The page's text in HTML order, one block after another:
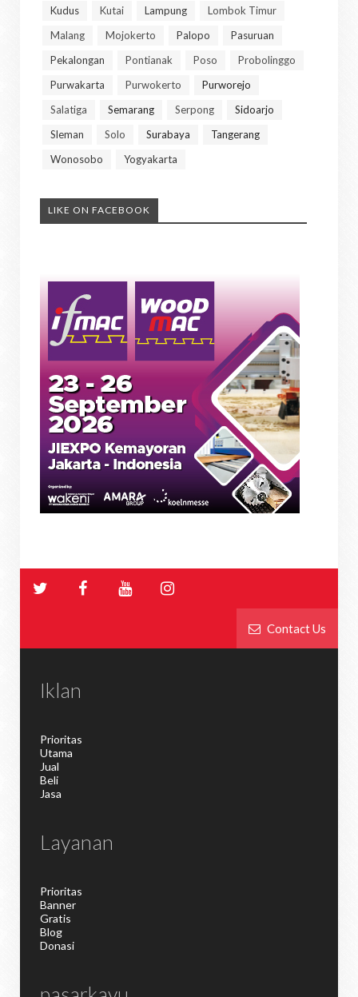
Kudus
Kutai Lampung
Lombok Timur
Malang
Mojokerto Palopo
Pasuruan
Pekalongan
Pontianak Poso
Probolinggo
Purwakarta
Purwokerto
Purworejo
Salatiga
Semarang Serpong
Sidoarjo
Sleman
Solo Surabaya
Tangerang
Wonosobo
Yogyakarta
LIKE ON FACEBOOK
Contact Us
Iklan
Prioritas
Utama
Jual
Beli
Jasa
Layanan
Prioritas
Banner
Gratis
Blog
Donasi